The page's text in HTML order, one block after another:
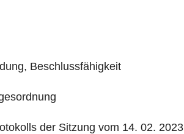
Beschlussfähigkeit
der Sitzung vom 14. 02. 2023